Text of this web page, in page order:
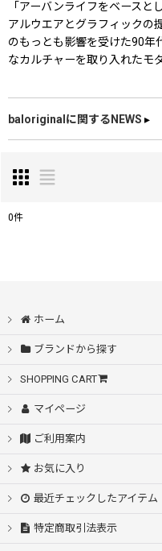
「アーバンライフをベースと
アルウエアとグラフィックの
のもっとも影響を受けた90年
なカルチャーを取り入れたモ
baloriginalに関するNEWS ▸
並び順:
0件
ホーム
ブランドから探す
SHOPPING CART
マイページ
ご利用案内
お気に入り
最近チェックしたアイテム
特定商取引法表示